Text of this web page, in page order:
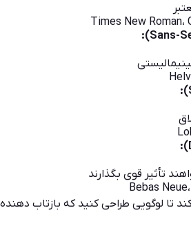
تأثیر قوی بگذارند
تا لوگویی طراحی کنید که بازتاب